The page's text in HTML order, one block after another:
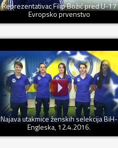
Reprezentativac Filip Božić pred U-17
Evropsko prvenstvo
Najava utakmice ženskih selekcija BiH-
Engleska, 12.4.2016.